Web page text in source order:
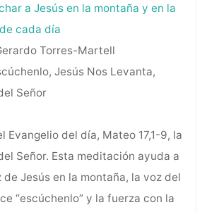
a Jesús en la montaña y en la
cada día
Torres-Martell
Jesús Nos Levanta,
Señor
Evangelio del día, Mateo 17,1-9, la
Señor. Esta meditación ayuda a
Jesús en la montaña, la voz del
“escúchenlo” y la fuerza con la